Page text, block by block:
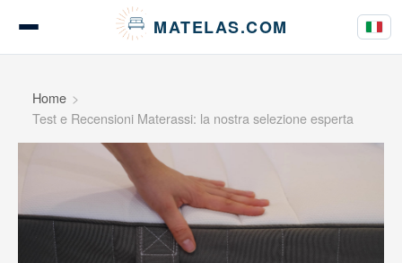
MATELAS.COM
Test e recensioni materassi
Test biancheria da letto
Guide all'acquisto
Home
Test e Recensioni Materassi: la nostra selezione esperta
Pannello di gestione dei cookies